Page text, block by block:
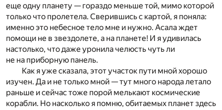
еще одну планету — гораздо меньше той, мимо которой
только что пролетела. Сверившись с картой, я поняла:
именно это небесное тело мне и нужно. Асала ждет
помощи не в звездолете, а на планете! И я удивилась
настолько, что даже уронила челюсть чуть ли
не на приборную панель.
Как я уже сказала, этот участок пути мной хорошо
изучен. Да и не только мной — тут много народа летало
раньше и сейчас тоже порой мелькают космические
корабли. Но насколько я помню, обитаемых планет здесь